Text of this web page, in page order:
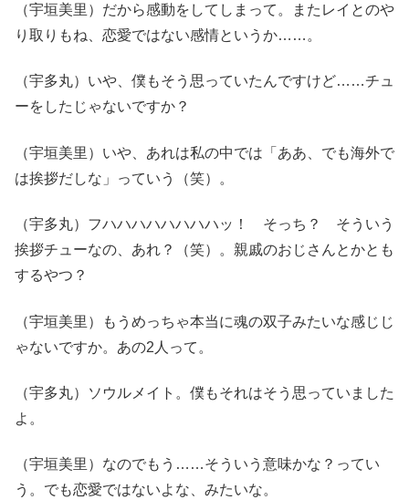
（宇垣美里）だから感動をしてしまって。またレイとのや
り取りもね、恋愛ではない感情というか……。
（宇多丸）いや、僕もそう思っていたんですけど……チュ
ーをしたじゃないですか？
（宇垣美里）いや、あれは私の中では「ああ、でも海外で
は挨拶だしな」っていう（笑）。
（宇多丸）フハハハハハハハハッ！ そっち？ そういう
挨拶チューなの、あれ？（笑）。親戚のおじさんとかとも
するやつ？
（宇垣美里）もうめっちゃ本当に魂の双子みたいな感じじ
ゃないですか。あの2人って。
（宇多丸）ソウルメイト。僕もそれはそう思っていました
よ。
（宇垣美里）なのでもう……そういう意味かな？ってい
う。でも恋愛ではないよな、みたいな。